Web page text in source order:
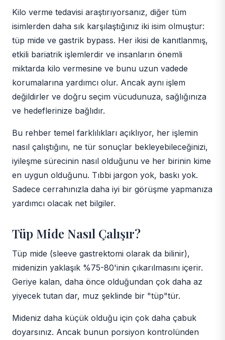
Kilo verme tedavisi araştırıyorsanız, diğer tüm
isimlerden daha sık karşılaştığınız iki isim olmuştur:
tüp mide ve gastrik bypass. Her ikisi de kanıtlanmış,
etkili bariatrik işlemlerdir ve insanların önemli
miktarda kilo vermesine ve bunu uzun vadede
korumalarına yardımcı olur. Ancak aynı işlem
değildirler ve doğru seçim vücudunuza, sağlığınıza
ve hedeflerinize bağlıdır.
Bu rehber temel farklılıkları açıklıyor, her işlemin
nasıl çalıştığını, ne tür sonuçlar bekleyebileceğinizi,
iyileşme sürecinin nasıl olduğunu ve her birinin kime
en uygun olduğunu. Tıbbi jargon yok, baskı yok.
Sadece cerrahınızla daha iyi bir görüşme yapmanıza
yardımcı olacak net bilgiler.
Tüp Mide Nasıl Çalışır?
Tüp mide (sleeve gastrektomi olarak da bilinir),
midenizin yaklaşık %75-80'inin çıkarılmasını içerir.
Geriye kalan, daha önce olduğundan çok daha az
yiyecek tutan dar, muz şeklinde bir "tüp"tür.
Mideniz daha küçük olduğu için çok daha çabuk
doyarsınız. Ancak bunun porsiyon kontrolünden